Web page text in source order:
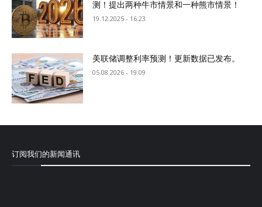
测！提出两种牛市情景和一种熊市情景！
19.12.2025 - 16:23
美联储调整利率预测！更新数据已发布。
05.08.2026 - 19:09
订阅我们的新闻通讯